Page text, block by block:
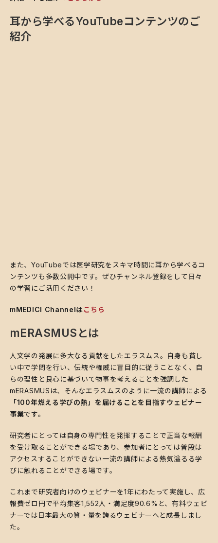
耳から学べるYouTubeコンテンツのご
紹介
また、YouTubeでは医学研究をスキマ時間に耳から学べるコ
ンテンツも多数公開中です。ぜひチャンネル登録をして日々
の学習にご活用ください！
mMEDICI Channelはこちら
mERASMUSとは
人文学の発展に多大なる貢献をしたエラスムス。自身も貧し
い中で学問を行い、伝統や権威に盲目的に従うことなく、自
らの理性と良心に基づいて物事を考えることを強調した
mERASMUSは、そんなエラスムスのように一流の講師による
「100年燃える学びの熱」を届けることを目指すウェビナー
事業です。
研究者にとっては自身の専門性を発揮することで正当な報酬
を受け取ることができる場であり、参加者にとっては普段は
アクセスすることができない一流の講師による熱気溢るる学
びに触れることができる場です。
これまで研究者向けのウェビナーを1年にわたって実施し、広
報費ゼロ円で平均集客1,552人・満足度90.6%と、有料ウェビ
ナーでは日本最大の質・量を誇るウェビナーへと成長しまし
た。